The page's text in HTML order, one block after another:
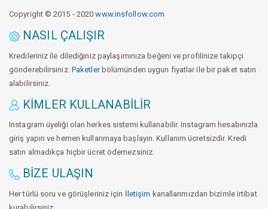
Copyright © 2015 - 2020www.insfollow.com
NASIL ÇALIŞIR
Kredileriniz ile dilediğiniz paylaşımınıza beğeni ve profilinize takipçi
gönderebilirsiniz. Paketlerbölümünden uygun fiyatlar ile bir paket satın
alabilirsiniz.
KIMLER KULLANABILIR
Instagram üyeliği olan herkes sistemi kullanabilir. Instagram hesabınızla
giriş yapın ve hemen kullanmaya başlayın. Kullanım ücretsizdir. Kredi
satın almadıkça hiçbir ücret ödemezsiniz.
BIZE ULAŞIN
Her türlü soru ve görüşleriniz için İletişim kanallarımızdan bizimle irtibat